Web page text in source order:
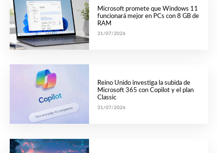
Microsoft promete que Windows 11
funcionará mejor en PCs con 8 GB de
RAM
31/07/2026
Reino Unido investiga la subida de
Microsoft 365 con Copilot y el plan
Classic
31/07/2026